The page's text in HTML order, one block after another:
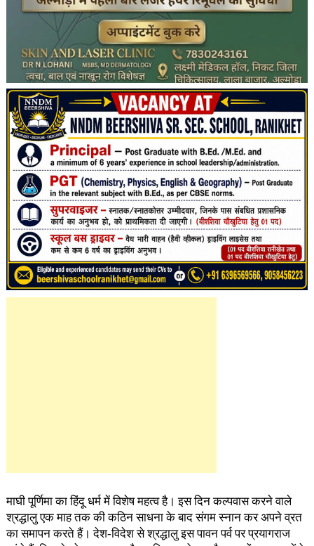
माघी पूर्णिमा का हिंदू धर्म में विशेष महत्व है। इस दिन कल्पवास करने वाले
श्रद्धालु एक माह तक की कठिन साधना के बाद संगम स्नान कर अपने व्रत
का समापन करते हैं। देश-विदेश से श्रद्धालु इस पावन पर्व पर प्रयागराज